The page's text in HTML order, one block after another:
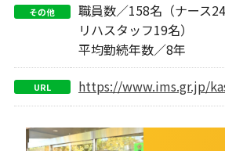
その他
職員数／158名（ナース
リハスタッフ19名）
平均勤続年数／8年
URL https://www.ims.gr.jp/